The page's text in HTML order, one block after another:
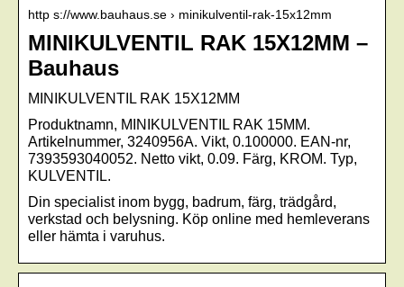
http s://www.bauhaus.se › minikulventil-rak-15x12mm
MINIKULVENTIL RAK 15X12MM –
Bauhaus
MINIKULVENTIL RAK 15X12MM
Produktnamn, MINIKULVENTIL RAK 15MM.
Artikelnummer, 3240956A. Vikt, 0.100000. EAN-nr,
7393593040052. Netto vikt, 0.09. Färg, KROM. Typ,
KULVENTIL.
Din specialist inom bygg, badrum, färg, trädgård,
verkstad och belysning. Köp online med hemleverans
eller hämta i varuhus.